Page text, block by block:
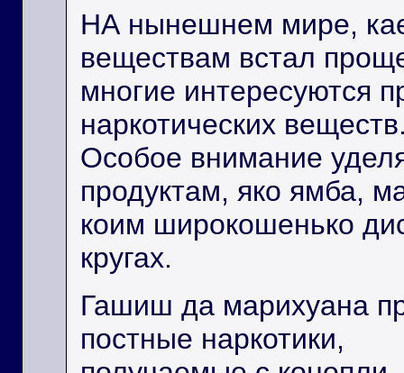
НА нынешнем мире,
веществам встал
многие интересуются
наркотических
Особое внимание
продуктам, яко ямба,
коим широкошенько
кругах.
Гашиш да марихуана
постные наркотики,